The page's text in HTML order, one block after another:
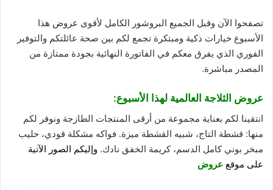
تصفحوا الآن وقبل الجميع البروشور الكامل لأقوى عروض هذا
الأسبوع خيارات ذكية ومبتكرة تجمع لكم بين صحة عائلتكم والتوفير
الفوري الذي يفرق معكم في الفاتورة النهائية بجودة ممتازة من
المصدر مباشرة.
عروض الثلاجة العالمية لهذا الأسبوع:
انتقينا لكم بعناية مجموعة من أرقى المنتجات الطازجة ونوفر لكم
منها: قشطة التاج، شبيه القشطة ميزة. فواكه مشكلة قودي، حليب
مبخر بوني كامل الدسم، كريمة الخفق نادك. وإليكم الصور الآتية
على موقع عروض